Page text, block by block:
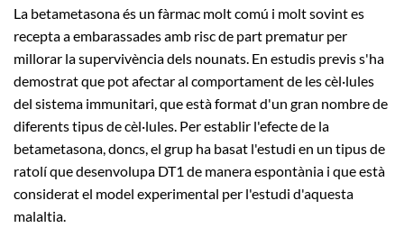
La betametasona és un fàrmac molt comú i molt sovint es
recepta a embarassades amb risc de part prematur per
millorar la supervivència dels nounats. En estudis previs s'ha
demostrat que pot afectar al comportament de les cèl·lules
del sistema immunitari, que està format d'un gran nombre de
diferents tipus de cèl·lules. Per establir l'efecte de la
betametasona, doncs, el grup ha basat l'estudi en un tipus de
ratolí que desenvolupa DT1 de manera espontània i que està
considerat el model experimental per l'estudi d'aquesta
malaltia.